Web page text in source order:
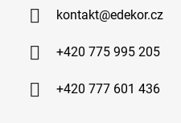
kontakt@edekor.cz
+420 775 995 205
+420 777 601 436